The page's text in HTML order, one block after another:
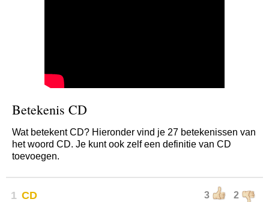
Betekenis CD
Wat betekent CD? Hieronder vind je 27 betekenissen van
het woord CD. Je kunt ook zelf een definitie van CD
toevoegen.
1 3 2
CD